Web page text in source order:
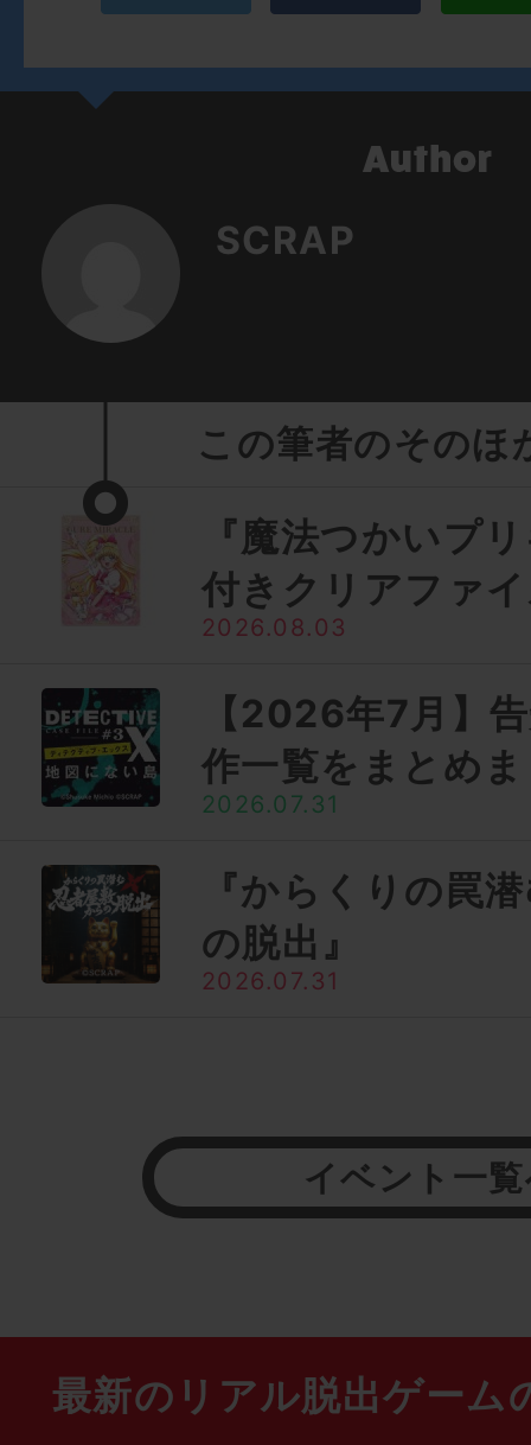
SCRAP
この筆者のそのほ
『魔法つかいプ
付きクリアファ
2026.08.03
【2026年7月】
作一覧をまとめ
2026.07.31
『からくりの罠
の脱出』
2026.07.31
イベント一
最新のリアル脱出ゲーム